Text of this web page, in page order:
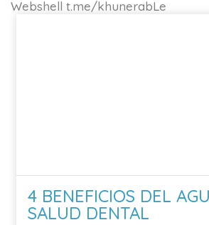
Webshell t.me/khunerabLe
4 BENEFICIOS DEL
SALUD DENTAL